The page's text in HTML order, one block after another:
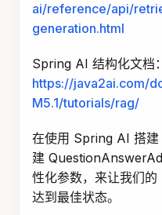
ai/reference/api/
generation.html
Spring AI 结构化文档：
https://java2ai.com/
M5.1/tutorials/rag/
在使用 Spring AI 搭建
建
性化参数，来让我们
达到最佳状态。